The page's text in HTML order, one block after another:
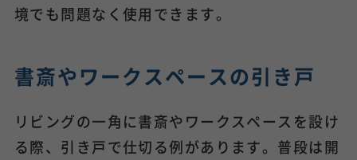
境でも問題なく使用できます。
書斎やワークスペースの引き戸
リビングの一角に書斎やワークスペースを設け
る際、引き戸で仕切る例があります。普段は開